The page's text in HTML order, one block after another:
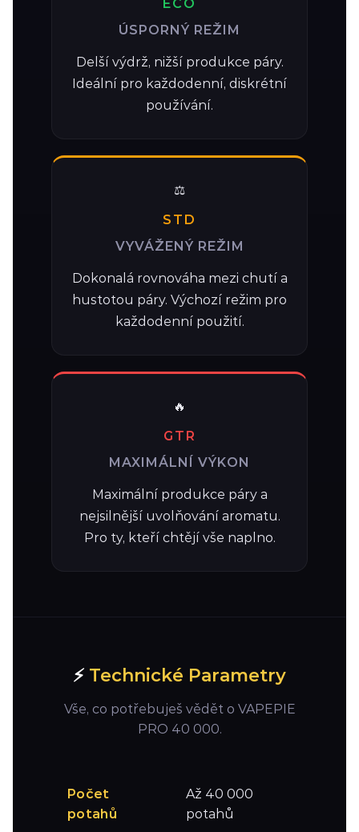
ECO
ÚSPORNÝ REŽIM
Delší výdrž, nižší produkce páry.
Ideální pro každodenní, diskrétní
používání.
⚖️
STD
VYVÁŽENÝ REŽIM
Dokonalá rovnováha mezi chutí a
hustotou páry. Výchozí režim pro
každodenní použití.
🔥
GTR
MAXIMÁLNÍ VÝKON
Maximální produkce páry a
nejsilnější uvolňování aromatu.
Pro ty, kteří chtějí vše naplno.
⚡ Technické Parametry
Vše, co potřebuješ vědět o VAPEPIE
PRO 40 000.
Počet
potahů
Až 40 000
potahů